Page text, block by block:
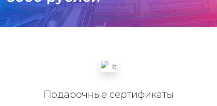
Подарочные сертификаты